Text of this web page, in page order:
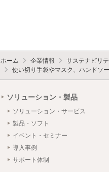
ホーム 企業情報 サステナビリ
使い切り手袋やマスク、ハンドソ
ソリューション・製品
ソリューション・サービス
製品・ソフト
イベント・セミナー
導入事例
サポート体制